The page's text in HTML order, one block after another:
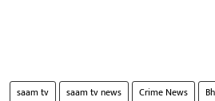
saam tv saam tv news Crime News